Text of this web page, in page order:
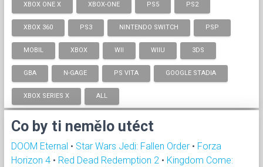
XBOX ONE X XBOX-ONE PS5 PS2
XBOX 360 PS3 NINTENDO SWITCH PSP
MOBIL XBOX WII WIIU 3DS
GBA N-GAGE PS VITA GOOGLE STADIA
XBOX SERIES X ALL
Co by ti nemělo utéct
DOOM Eternal • Star Wars Jedi: Fallen Order • Forza
Horizon 4 • Red Dead Redemption 2 • Kingdom Come: